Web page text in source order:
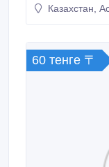
Казахстан,
60 тенге 〒